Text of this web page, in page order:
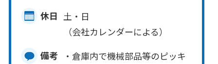
休日 土・日
（会社カレンダーによる）
備考
・倉庫内で機械部品等のピッキ